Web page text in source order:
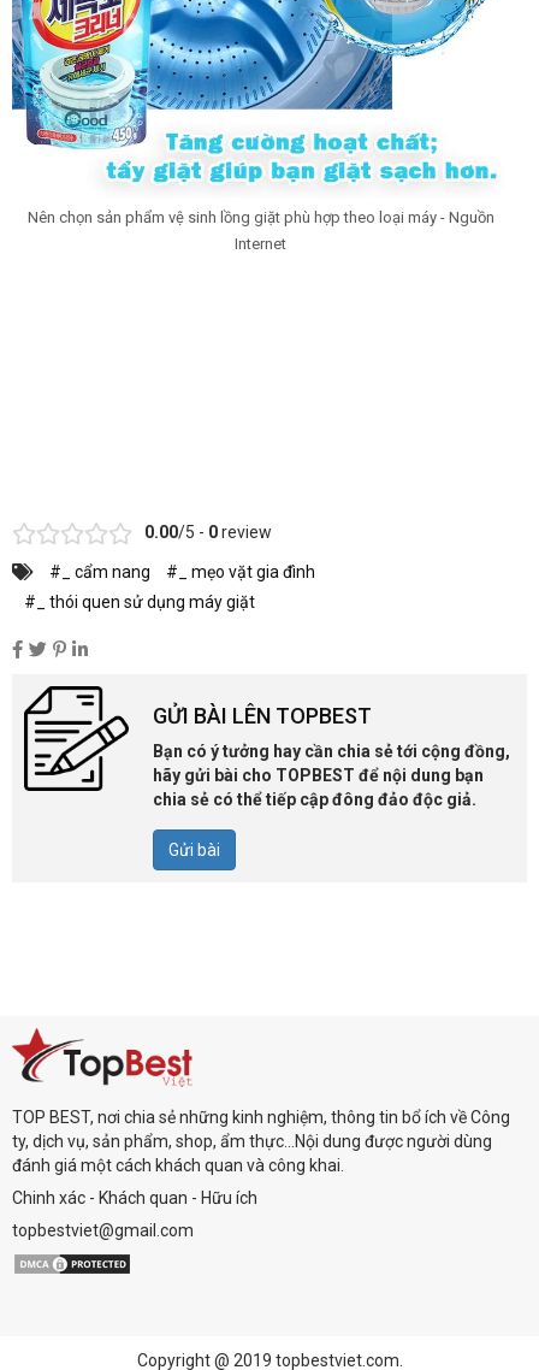
Nên chọn sản phẩm vệ sinh lồng giặt phù hợp theo loại máy - Nguồn
Internet
0.00/5 - 0review
#_ cẩm nang
#_ mẹo vặt gia đình
#_ thói quen sử dụng máy giặt
GỬI BÀI LÊN TOPBEST
Bạn có ý tưởng hay cần chia sẻ tới cộng đồng,
hãy gửi bài cho TOPBEST để nội dung bạn
chia sẻ có thể tiếp cập đông đảo độc giả.
Gửi bài
TOP BEST, nơi chia sẻ những kinh nghiệm, thông tin bổ ích về Công
ty, dịch vụ, sản phẩm, shop, ẩm thực...Nội dung được người dùng
đánh giá một cách khách quan và công khai.
Chinh xác - Khách quan - Hữu ích
topbestviet@gmail.com
Copyright @ 2019 topbestviet.com.